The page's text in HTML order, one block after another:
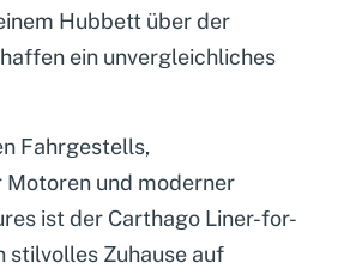
Hubbett über der
ein unvergleichliches
Fahrgestells,
und moderner
ist der Carthago Liner-for-
stilvolles Zuhause auf